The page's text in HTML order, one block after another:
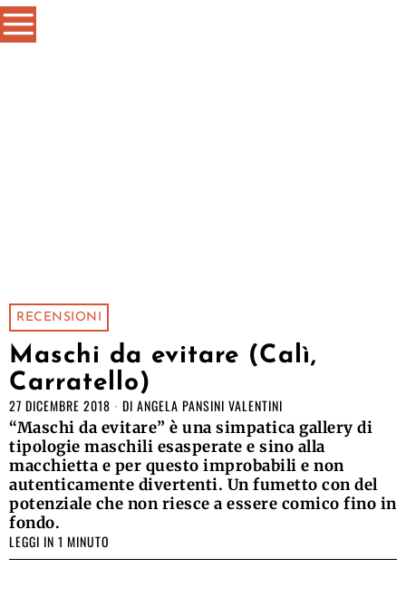
RECENSIONI
Maschi da evitare (Calì,
Carratello)
27 DICEMBRE 2018 DI ANGELA PANSINI VALENTINI
“Maschi da evitare” è una simpatica gallery di
tipologie maschili esasperate e sino alla
macchietta e per questo improbabili e non
autenticamente divertenti. Un fumetto con del
potenziale che non riesce a essere comico fino in
fondo.
LEGGI IN 1 MINUTO